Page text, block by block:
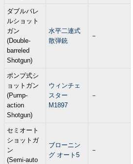
ダブルバレ
ルショット
ガン
(Double-
barreled
Shotgun)
水平二連式
散弾銃
－
ポンプ式シ
ョットガン
(Pump-
action
Shotgun)
ウィンチェ
スター
M1897
－
セミオート
ショットガ
ン
(Semi-auto
ブローニン
グ オート5
－